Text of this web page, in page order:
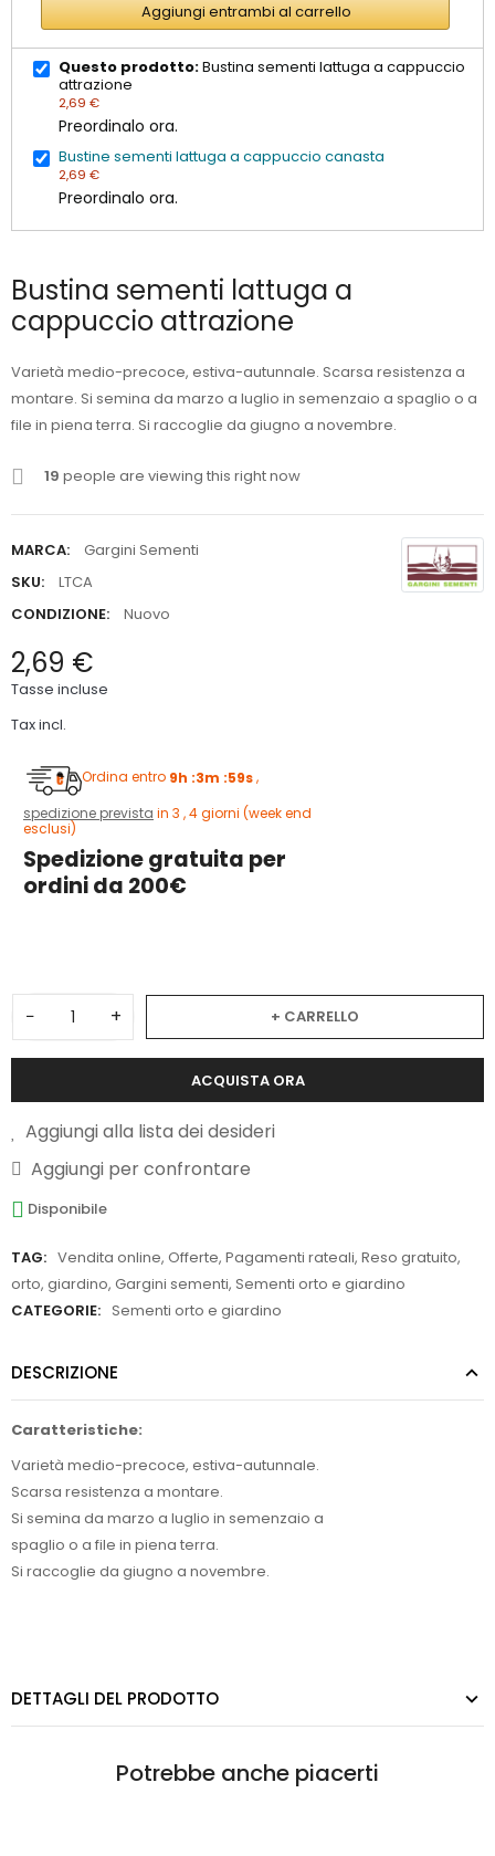
Aggiungi entrambi al carrello
Questo prodotto:Bustina sementi lattuga a cappuccio
attrazione
2,69 €
Preordinalo ora.
Bustine sementi lattuga a cappuccio canasta
2,69 €
Preordinalo ora.
Bustina sementi lattuga a
cappuccio attrazione
Varietà medio-precoce, estiva-autunnale. Scarsa resistenza a
montare. Si semina da marzo a luglio in semenzaio a spaglio o a
file in piena terra. Si raccoglie da giugno a novembre.
19 people are viewing this right now
MARCA:
Gargini Sementi
SKU:
LTCA
CONDIZIONE:
Nuovo
2,69 €
Tasse incluse
Tax incl.
Ordina entro 9h :3m :58s,
spedizione prevista in 3 , 4 giorni (week end
esclusi)
Spedizione gratuita per
ordini da 200€
− + + CARRELLO
ACQUISTA ORA
Aggiungi alla lista dei desideri
Aggiungi per confrontare
Disponibile
TAG: Vendita online, Offerte, Pagamenti rateali, Reso gratuito,
orto, giardino, Gargini sementi, Sementi orto e giardino
CATEGORIE: Sementi orto e giardino
DESCRIZIONE
Caratteristiche:
Varietà medio-precoce, estiva-autunnale.
Scarsa resistenza a montare.
Si semina da marzo a luglio in semenzaio a
spaglio o a file in piena terra.
Si raccoglie da giugno a novembre.
DETTAGLI DEL PRODOTTO
Potrebbe anche piacerti